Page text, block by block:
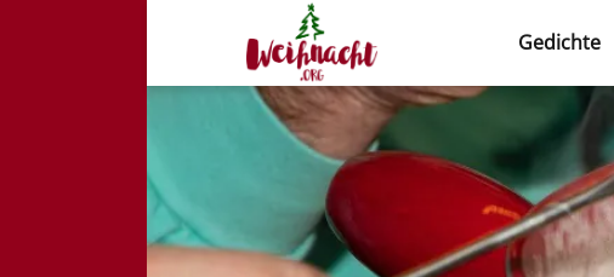
Weihnacht.org
Gedichte